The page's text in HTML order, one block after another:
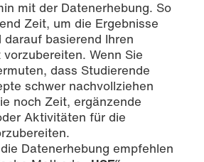
mit der Datenerhebung. So
Zeit, um die Ergebnisse
basierend Ihren
Wenn Sie
dass Studierende
schwer nachvollziehen
noch Zeit, ergänzende
Aktivitäten für die
Datenerhebung empfehlen